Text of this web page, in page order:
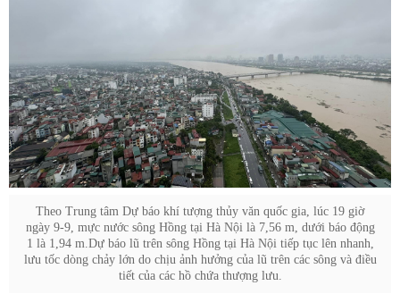
Theo Trung tâm Dự báo khí tượng thủy văn quốc gia, lúc 19 giờ
ngày 9-9, mực nước sông Hồng tại Hà Nội là 7,56 m, dưới báo động
1 là 1,94 m.Dự báo lũ trên sông Hồng tại Hà Nội tiếp tục lên nhanh,
lưu tốc dòng chảy lớn do chịu ảnh hưởng của lũ trên các sông và điều
tiết của các hồ chứa thượng lưu.